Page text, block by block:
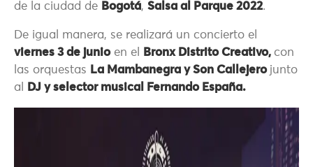
de la ciudad de Bogotá, Salsa al Parque 2022.
De igual manera, se realizará un concierto el
viernes 3 de junioen el Bronx Distrito Creativo, con
las orquestas La Mambanegra y Son Callejero junto
al
DJ y selector musical Fernando España.